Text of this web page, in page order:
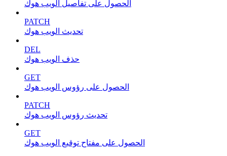
الحصول على تفاصيل الويب هوك
PATCH
تحديث الويب هوك
DEL
حذف الويب هوك
GET
الحصول على رؤوس الويب هوك
PATCH
تحديث رؤوس الويب هوك
GET
الحصول على مفتاح توقيع الويب هوك